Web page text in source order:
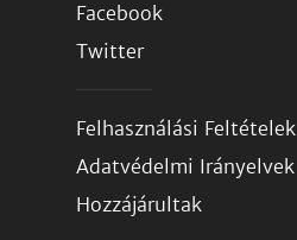
Facebook
Twitter
Felhasználási Feltételek
Adatvédelmi Irányelvek
Hozzájárultak